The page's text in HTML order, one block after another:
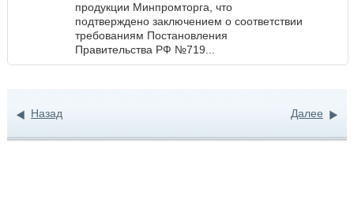
продукции Минпромторга, что
подтверждено заключением о соответствии
требованиям Постановления
Правительства РФ №719...
Назад Далее